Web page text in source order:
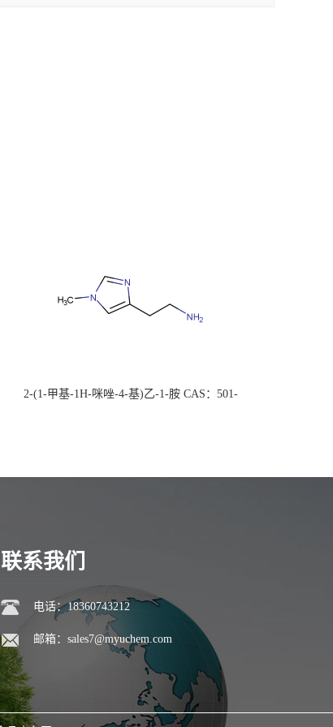
2-(1-甲基-1H-咪唑-4-基)乙-1-胺 CAS：501-
联系我们
电话：18360743212
邮箱： sales7@myuchem.com